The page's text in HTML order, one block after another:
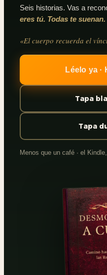
Seis historias. Vas a
eres tú. Todas te suenan.
«El cuerpo recuerda el
Léelo ya ·
Tapa
Tapa
Menos que un café · el